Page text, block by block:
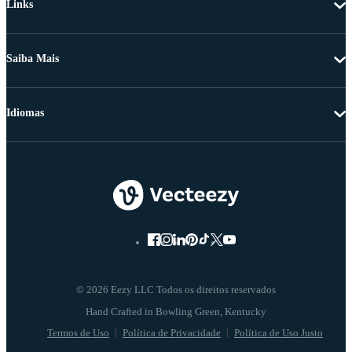
Links
Saiba Mais
© 2026 Eezy LLC Todos os direitos reservados
Termos de Uso Política de Privacidade Política de Uso Justo
Idiomas